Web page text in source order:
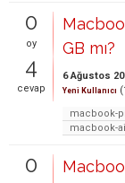
0
oy
4
cevap
GB mı?
6 Ağustos
Yeni Kullanıcı (
macbook-
macbook-
0